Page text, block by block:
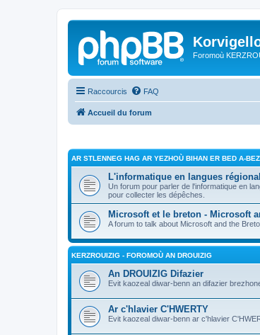
Foromoù
Raccourcis FAQ
Accueil du forum
AR STLENNEG HAG AR YEZHOÙ BIHAN ER BED A-
L'informatique en langues
Un forum pour parler de l'informatique en
pour collecter les dépêches.
Microsoft et le breton - Microsoft
A forum to talk about Microsoft and the
KERZROUIZIG - FOROMOÙ AN DROUIZIG
An DROUIZIG Difazier
Evit kaozeal diwar-benn an difazier
Ar c'hlavier C'HWERTY
Evit kaozeal diwar-benn ar c'hlavier